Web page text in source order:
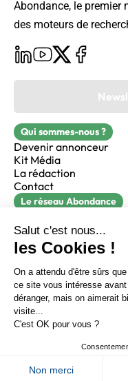
Sur LinkedIn
Sur X
Newsletter
Abondance, le premier
des moteurs de
Qui sommes-nous ?
Devenir annonceur
Kit Média
La rédaction
Contact
Le réseau Abondance
Réacteur
alfie formation